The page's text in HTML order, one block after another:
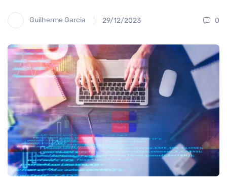
Guilherme Garcia 29/12/2023 0